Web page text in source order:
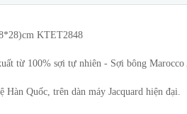
KTET2848
từ 100% sợi tự nhiên - Sợi bông
Hàn Quốc, trên dàn máy Jacquard hiện đại.